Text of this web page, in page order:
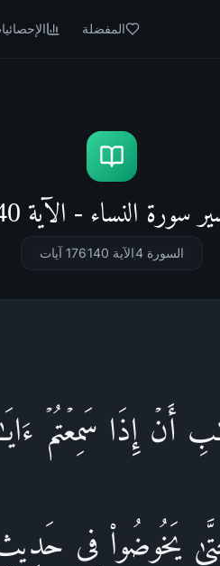
المفضلة
سورة النساء - الآية 140
السورة 4 الآية 140 176 آيات
أَنۡ إِذَا سَمِعۡتُمۡ
یَخُوضُوا۟ فِی